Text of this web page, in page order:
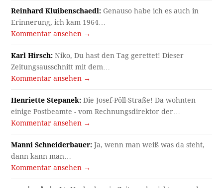
Reinhard Kluibenschaedl: Genauso habe ich es auch in
Erinnerung, ich kam 1964…
Kommentar ansehen →
Karl Hirsch: Niko, Du hast den Tag gerettet! Dieser
Zeitungsausschnitt mit dem…
Kommentar ansehen →
Henriette Stepanek: Die Josef-Pöll-Straße! Da wohnten
einige Postbeamte - vom Rechnungsdirektor der…
Kommentar ansehen →
Manni Schneiderbauer: Ja, wenn man weiß was da steht,
dann kann man…
Kommentar ansehen →